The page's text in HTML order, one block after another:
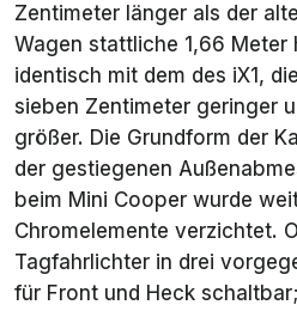
Zentimeter länger als der
Wagen stattliche 1,66 Meter
identisch mit dem des iX1,
sieben Zentimeter geringer
größer. Die Grundform der
der gestiegenen
beim Mini Cooper wurde
Chromelemente verzichtet.
Tagfahrlichter in drei
für Front und Heck